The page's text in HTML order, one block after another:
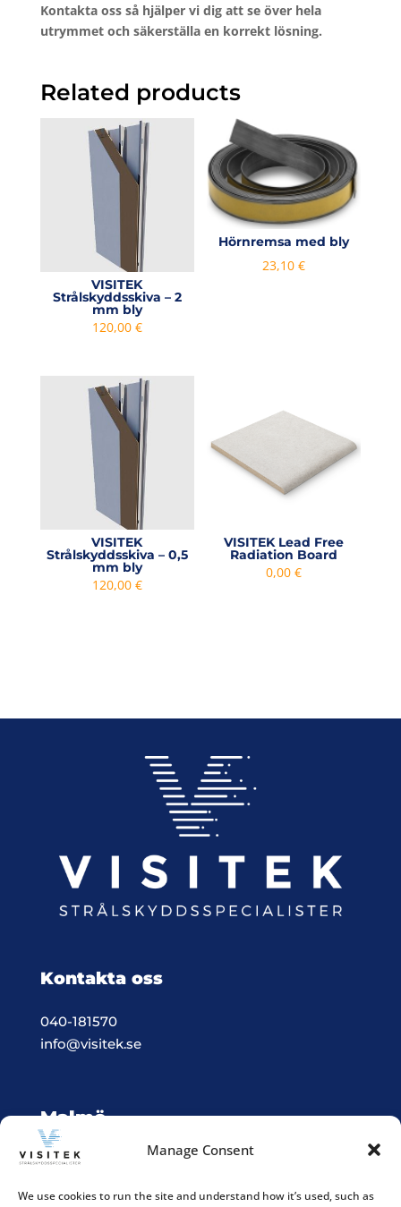
Manage Consent
We use cookies to run the site and understand how it’s used, such as
Kontakta oss så hjälper vi dig att se över hela
utrymmet och säkerställa en korrekt lösning.
Related products
VISITEK
Strålskyddsskiva – 2
mm bly
120,00 €
Hörnremsa med bly
23,10€
VISITEK
Strålskyddsskiva – 0,5
mm bly
120,00 €
VISITEK Lead Free
Radiation Board
0,00€
Kontakta oss
040-181570
info@visitek.se
Malmö
Vision & Teknik System i Malmö